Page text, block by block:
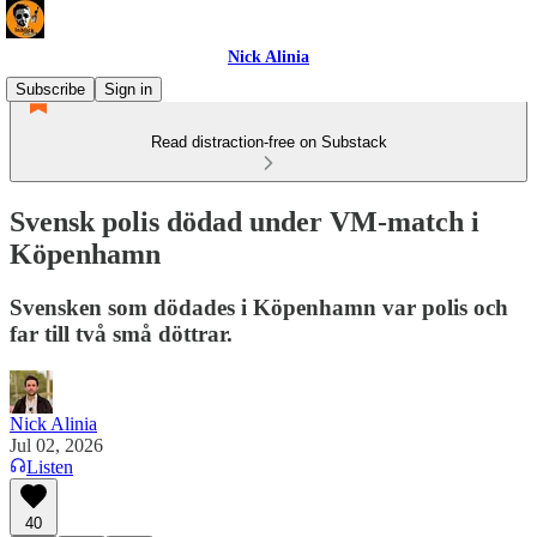
Nick Alinia
Subscribe
Sign in
Read distraction-free on Substack
Svensk polis dödad under VM-match i
Köpenhamn
Svensken som dödades i Köpenhamn var polis och
far till två små döttrar.
Nick Alinia
Jul 02, 2026
Listen
40